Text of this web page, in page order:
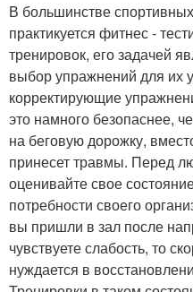
В большинстве
практикуется фитнес -
тренировок, его задачей
выбор упражнений для их
корректирующие
это намного безопаснее,
на беговую дорожку,
принесет травмы. Перед
оценивайте свое
потребности своего
вы пришли в зал после
чувствуете слабость, то
нуждается в